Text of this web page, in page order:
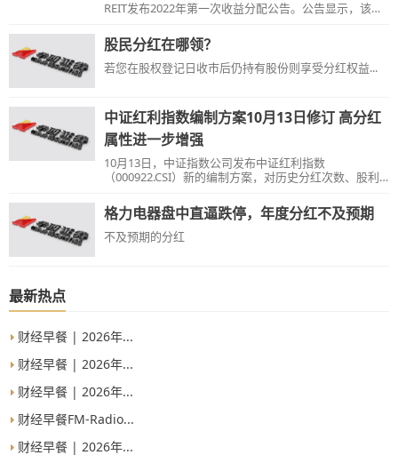
REIT发布2022年第一次收益分配公告。公告显示，该基
股民分红在哪领？
若您在股权登记日收市后仍持有股份则享受分红权益...
中证红利指数编制方案10月13日修订 高分红
属性进一步增强
10月13日，中证指数公司发布中证红利指数
（000922.CSI）新的编制方案，对历史分红次数、股利
步提升指数可投资性。
格力电器盘中直逼跌停，年度分红不及预期
不及预期的分红
最新热点
财经早餐 | 2026年...
财经早餐 | 2026年...
财经早餐 | 2026年...
财经早餐FM-Radio...
财经早餐 | 2026年...